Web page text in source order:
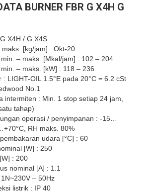
BURNER FBR G X4H G
X4H / G X4S
[kg/jam] : Okt-20
– maks. [Mkal/jam] : 102 – 204
– maks. [kW] : 118 – 236
: LIGHT-OIL 1.5°E pada 20°C = 6.2 cSt
No.1
intermiten : Min. 1 stop setiap 24 jam,
tahap)
operasi / penyimpanan : -15…
RH maks. 80%
udara [°C] : 60
[W] : 250
: 200
nominal [A] : 1.1
– 50Hz
listrik : IP 40